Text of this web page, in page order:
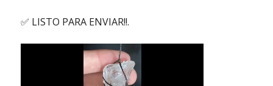
✅ LISTO PARA ENVIAR!!.